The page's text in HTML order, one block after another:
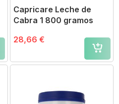
Capricare Leche de
Cabra 1 800 gramos
28,66 €